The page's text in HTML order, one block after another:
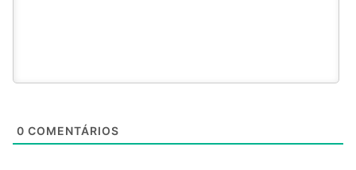
0 COMENTÁRIOS